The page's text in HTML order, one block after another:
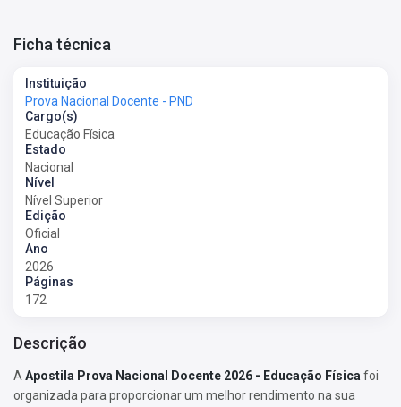
Ficha técnica
Instituição
Prova Nacional Docente - PND
Cargo(s)
Educação Física
Estado
Nacional
Nível
Nível Superior
Edição
Oficial
Ano
2026
Páginas
172
Descrição
A Apostila Prova Nacional Docente 2026 - Educação Física foi
organizada para proporcionar um melhor rendimento na sua